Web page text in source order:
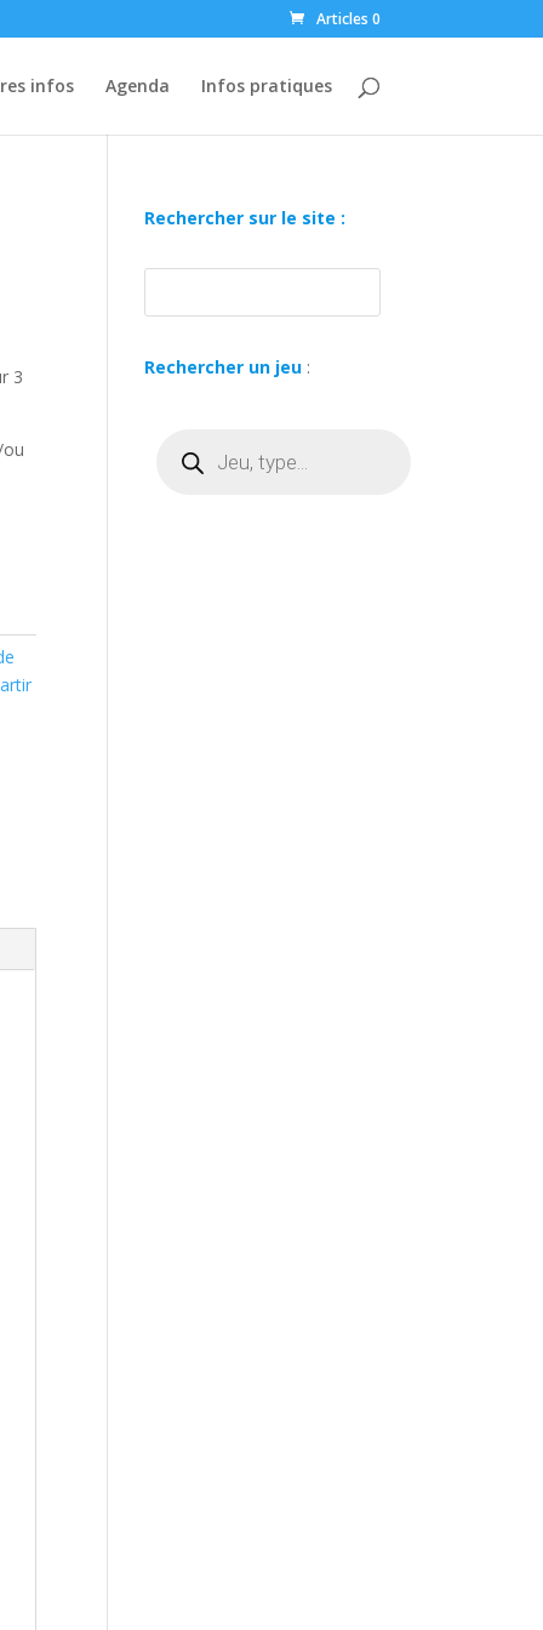
Articles 0
infos Agenda Infos pratiques
3
Rechercher sur le site :
Rechercher un jeu :
produits